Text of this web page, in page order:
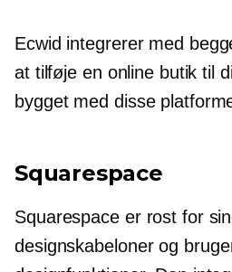
Ecwid integrerer med
at tilføje en online butik til
bygget med disse
Squarespace
Squarespace er rost for
designskabeloner og